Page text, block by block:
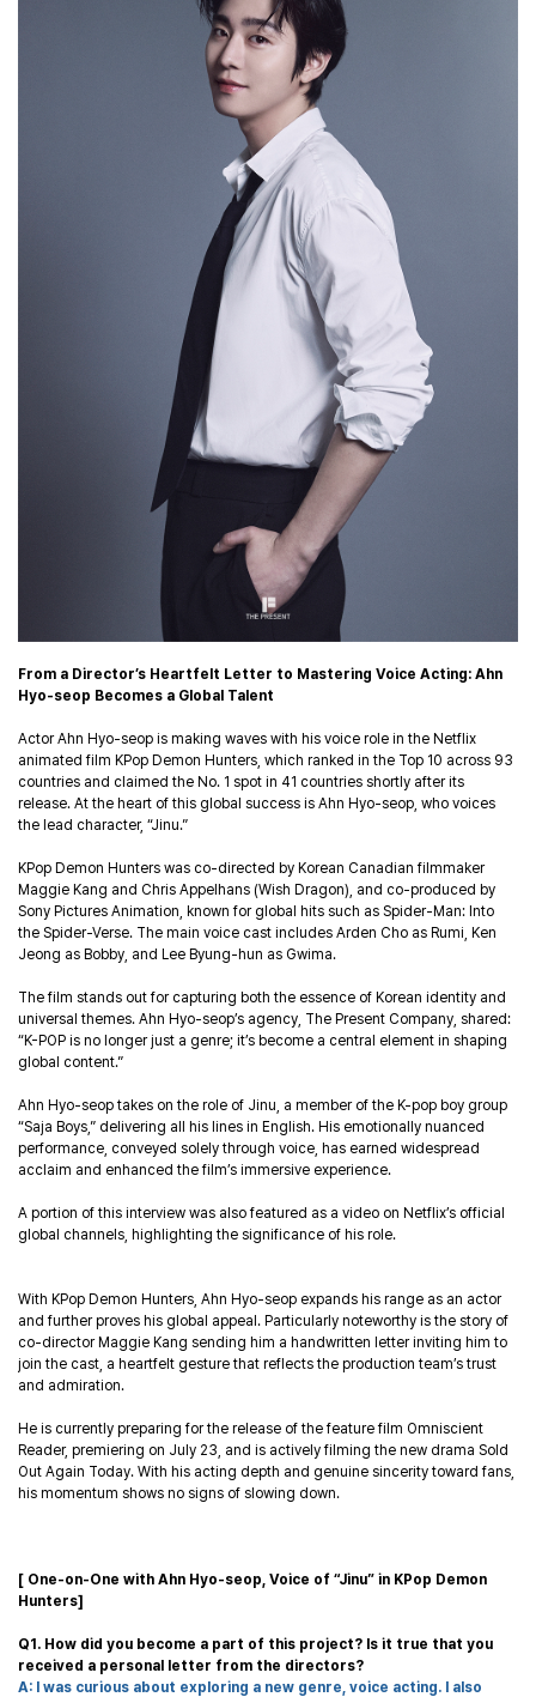
From a Director’s Heartfelt Letter to Mastering Voice Acting: Ahn
Hyo-seop Becomes a Global Talent
Actor Ahn Hyo-seop is making waves with his voice role in the Netflix
animated film KPop Demon Hunters, which ranked in the Top 10 across 93
countries and claimed the No. 1 spot in 41 countries shortly after its
release. At the heart of this global success is Ahn Hyo-seop, who voices
the lead character, “Jinu.”
KPop Demon Hunters was co-directed by Korean Canadian filmmaker
Maggie Kang and Chris Appelhans (Wish Dragon), and co-produced by
Sony Pictures Animation, known for global hits such as Spider-Man: Into
the Spider-Verse. The main voice cast includes Arden Cho as Rumi, Ken
Jeong as Bobby, and Lee Byung-hun as Gwima.
The film stands out for capturing both the essence of Korean identity and
universal themes. Ahn Hyo-seop’s agency, The Present Company, shared:
“K-POP is no longer just a genre; it’s become a central element in shaping
global content.”
Ahn Hyo-seop takes on the role of Jinu, a member of the K-pop boy group
“Saja Boys,” delivering all his lines in English. His emotionally nuanced
performance, conveyed solely through voice, has earned widespread
acclaim and enhanced the film’s immersive experience.
A portion of this interview was also featured as a video on Netflix’s official
global channels, highlighting the significance of his role.
With KPop Demon Hunters, Ahn Hyo-seop expands his range as an actor
and further proves his global appeal. Particularly noteworthy is the story of
co-director Maggie Kang sending him a handwritten letter inviting him to
join the cast, a heartfelt gesture that reflects the production team’s trust
and admiration.
He is currently preparing for the release of the feature film Omniscient
Reader, premiering on July 23, and is actively filming the new drama Sold
Out Again Today. With his acting depth and genuine sincerity toward fans,
his momentum shows no signs of slowing down.
[ One-on-One with Ahn Hyo-seop, Voice of “Jinu” in KPop Demon
Hunters]
Q1. How did you become a part of this project? Is it true that you
received a personal letter from the directors?
A: I was curious about exploring a new genre, voice acting. I also